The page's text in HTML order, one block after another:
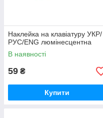
Наклейка на клавіатуру УКР/
РУС/ENG люмінесцентна
В наявності
59 ₴
Купити